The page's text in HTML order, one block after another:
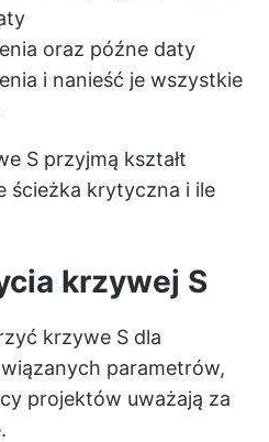
oraz późne daty
i nanieść je wszystkie
S przyjmą kształt
ścieżka krytyczna i ile
krzywej S
krzywe S dla
parametrów,
projektów uważają za